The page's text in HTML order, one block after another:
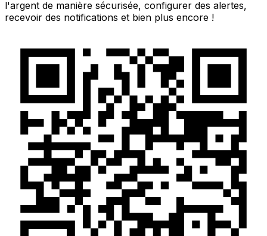
l'argent de manière sécurisée, configurer des alertes,
recevoir des notifications et bien plus encore !